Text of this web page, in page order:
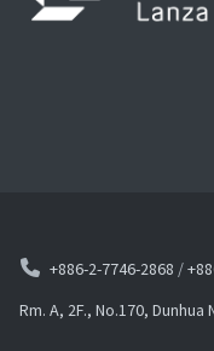
+886-2-7746-2868 /
Rm. A, 2F., No.170,